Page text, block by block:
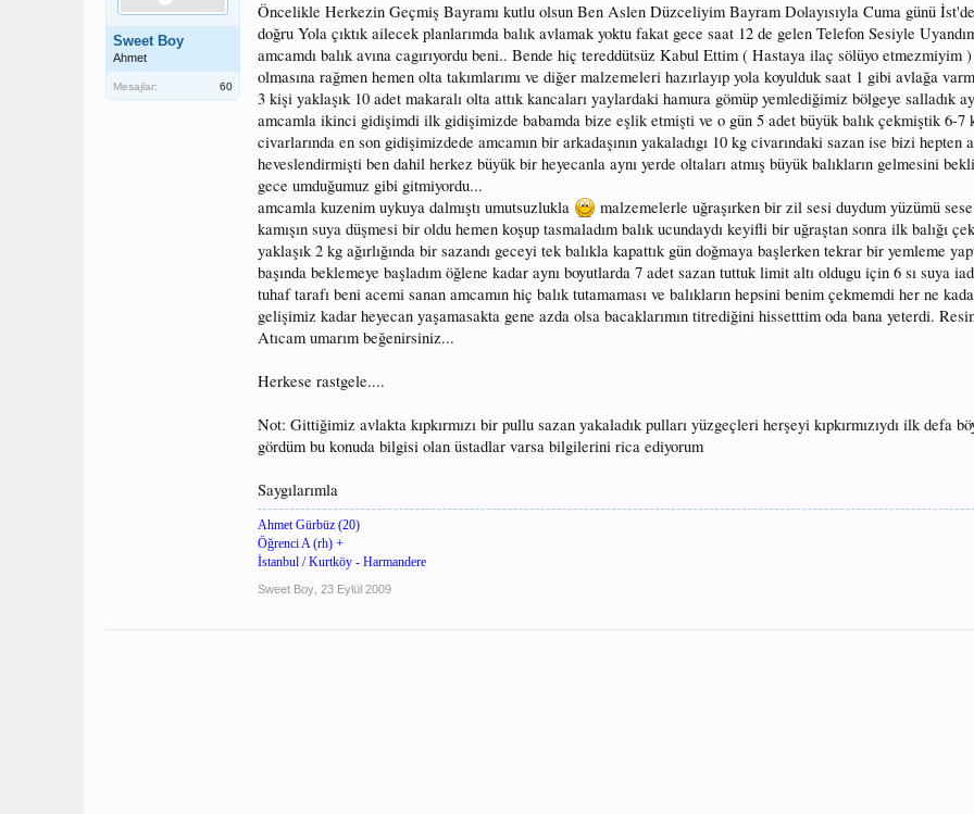
Sweet Boy
Ahmet
Mesajlar: 60
Öncelikle Herkezin Geçmiş Bayramı kutlu olsun Ben Aslen Düzceliyim Bayram Dolayısıyla Cuma günü
doğru Yola çıktık ailecek planlarımda balık avlamak yoktu fakat gece saat 12 de gelen Telefon Sesiyle
amcamdı balık avına cagırıyordu beni.. Bende hiç tereddütsüz Kabul Ettim ( Hastaya ilaç sölüyo etmezmiyim
olmasına rağmen hemen olta takımlarımı ve diğer malzemeleri hazırlayıp yola koyulduk saat 1 gibi avlağa
3 kişi yaklaşık 10 adet makaralı olta attık kancaları yaylardaki hamura gömüp yemlediğimiz bölgeye salladık
amcamla ikinci gidişimdi ilk gidişimizde babamda bize eşlik etmişti ve o gün 5 adet büyük balık çekmiştik 6-7
civarlarında en son gidişimizdede amcamın bir arkadaşının yakaladıgı 10 kg civarındaki sazan ise bizi hepten
heveslendirmişti ben dahil herkez büyük bir heyecanla aynı yerde oltaları atmış büyük balıkların gelmesini
gece umduğumuz gibi gitmiyordu...
amcamla kuzenim uykuya dalmıştı umutsuzlukla
malzemelerle uğraşırken bir zil sesi duydum yüzümü
kamışın suya düşmesi bir oldu hemen koşup tasmaladım balık ucundaydı keyifli bir uğraştan sonra ilk balığı
yaklaşık 2 kg ağırlığında bir sazandı geceyi tek balıkla kapattık gün doğmaya başlerken tekrar bir yemleme
başında beklemeye başladım öğlene kadar aynı boyutlarda 7 adet sazan tuttuk limit altı oldugu için 6 sı suya
tuhaf tarafı beni acemi sanan amcamın hiç balık tutamaması ve balıkların hepsini benim çekmemdi her ne
gelişimiz kadar heyecan yaşamasakta gene azda olsa bacaklarımın titrediğini hissetttim oda bana yeterdi.
Atıcam umarım beğenirsiniz...
Herkese rastgele....
Not: Gittiğimiz avlakta kıpkırmızı bir pullu sazan yakaladık pulları yüzgeçleri herşeyi kıpkırmızıydı ilk defa
gördüm bu konuda bilgisi olan üstadlar varsa bilgilerini rica ediyorum
Saygılarımla
Ahmet Gürbüz (20)
Öğrenci A (rh) +
İstanbul / Kurtköy - Harmandere
Sweet Boy 23 Eylül 2009